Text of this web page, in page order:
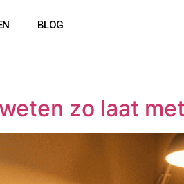
BLOG
zo laat